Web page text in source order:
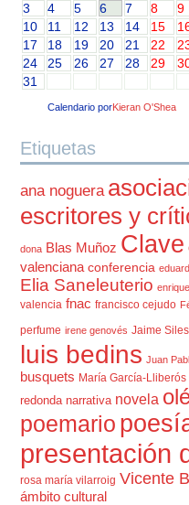
3
4 5 6 7 8
9
10
11 12 13 14 15
17
18 19 20 21 22
24
25 26 27 28 29
31
Calendario porKieran O'Shea
Etiquetas
ana noguera
escritores y
dona Blas Muñoz Clave
valenciana conferencia
Elia Saneleuterio
valencia fnac francisco cejudo
perfume irene genovés Jaime Siles
luis bedins Juan
busquets María García-Lliberós
redonda narrativa novela
poemario
presentación
rosa maría vilarroig Vicente
ámbito cultural